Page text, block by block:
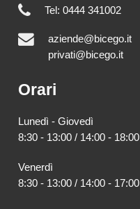
Tel: 0444 341002
aziende@bicego.it
privati@bicego.it
Orari
Lunedì - Giovedì
8:30 - 13:00 / 14:00 - 18:00
Venerdì
8:30 - 13:00 / 14:00 - 17:00